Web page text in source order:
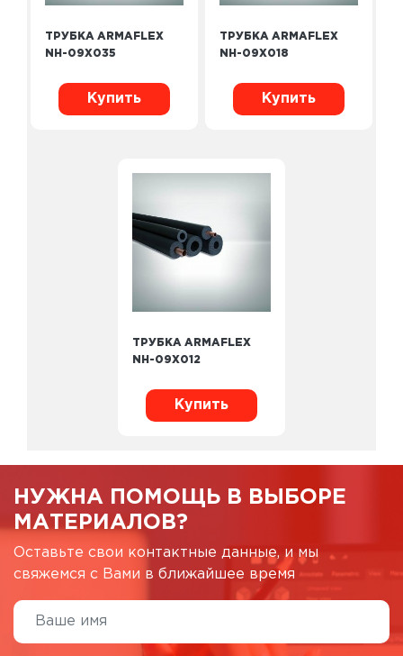
ТРУБКА ARMAFLEX
NH-09X035
Купить
ТРУБКА ARMAFLEX
NH-09X018
Купить
ТРУБКА ARMAFLEX
NH-09X012
Купить
НУЖНА ПОМОЩЬ В ВЫБОРЕ
МАТЕРИАЛОВ?
Оставьте свои контактные данные, и мы
свяжемся с Вами в ближайшее время